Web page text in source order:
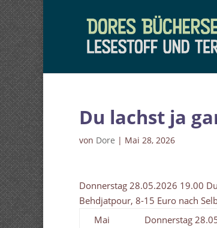
Du lachst ja
von Dore | Mai 28, 2026
Donnerstag 28.05.2026 19.00
Behdjatpour, 8-15 Euro nach
Mai
Donnerstag